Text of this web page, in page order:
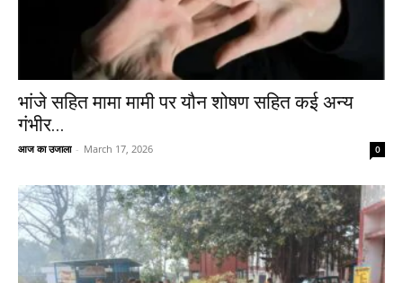
भांजे सहित मामा मामी पर यौन शोषण सहित कई अन्य
गंभीर...
आज का उजाला - March 17, 2026 0